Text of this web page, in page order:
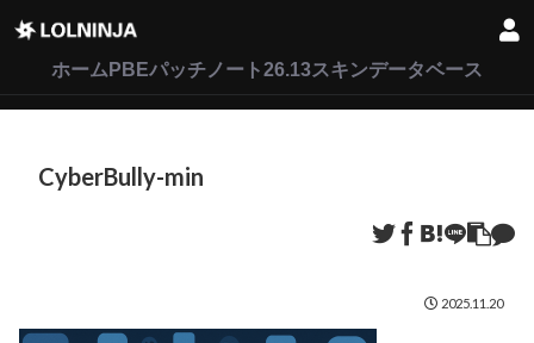
ホーム PBEパッチノート26.13スキンデータベース
CyberBully-min
2025.11.20